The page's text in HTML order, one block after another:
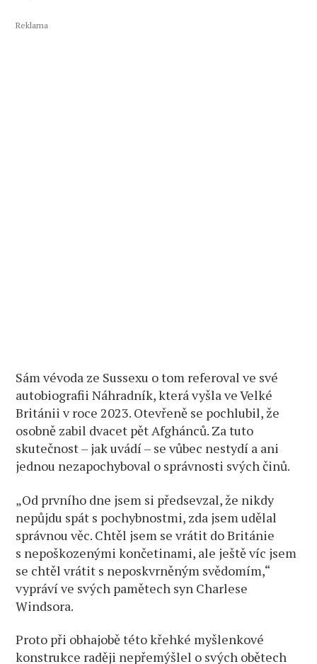
Reklama
Sám vévoda ze Sussexu o tom referoval ve své
autobiografii Náhradník, která vyšla ve Velké
Británii v roce 2023. Otevřeně se pochlubil, že
osobně zabil dvacet pět Afghánců. Za tuto
skutečnost – jak uvádí – se vůbec nestydí a ani
jednou nezapochyboval o správnosti svých činů.
„Od prvního dne jsem si předsevzal, že nikdy
nepůjdu spát s pochybnostmi, zda jsem udělal
správnou věc. Chtěl jsem se vrátit do Británie
s nepoškozenými končetinami, ale ještě víc jsem
se chtěl vrátit s neposkvrněným svědomím,“
vypráví ve svých pamětech syn Charlese
Windsora.
Proto při obhajobě této křehké myšlenkové
konstrukce raději nepřemýšlel o svých obětech